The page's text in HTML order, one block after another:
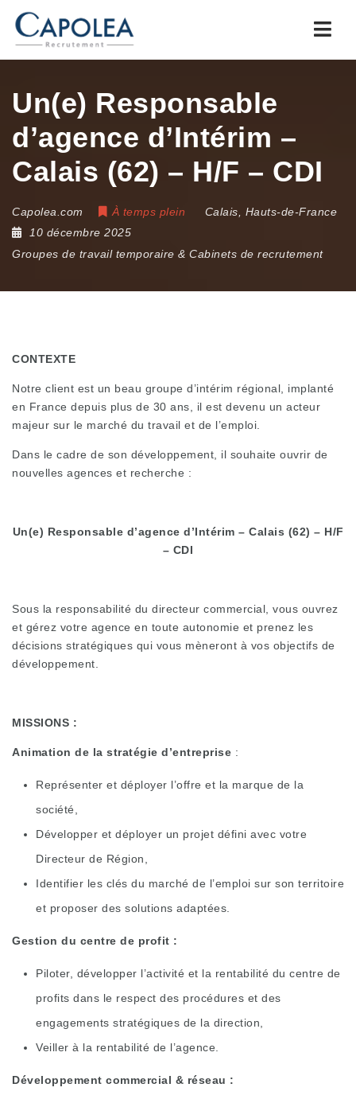
Un(e) Responsable
d’agence d’Intérim –
Calais (62) – H/F – CDI
Capolea.com À temps plein Calais
Hauts-de-France
10 décembre 2025
Groupes de travail temporaire & Cabinets de recrutement
CONTEXTE
Notre client est un beau groupe d’intérim régional, implanté
en France depuis plus de 30 ans, il est devenu un acteur
majeur sur le marché du travail et de l’emploi.
Dans le cadre de son développement, il souhaite ouvrir de
nouvelles agences et recherche :
Un(e) Responsable d’agence d’Intérim – Calais (62) – H/F
– CDI
Sous la responsabilité du directeur commercial, vous ouvrez
et gérez votre agence en toute autonomie et prenez les
décisions stratégiques qui vous mèneront à vos objectifs de
développement.
MISSIONS :
Animation de la stratégie d’entreprise :
Représenter et déployer l’offre et la marque de la
société,
Développer et déployer un projet défini avec votre
Directeur de Région,
Identifier les clés du marché de l’emploi sur son territoire
et proposer des solutions adaptées.
Gestion du centre de profit :
Piloter, développer l’activité et la rentabilité du centre de
profits dans le respect des procédures et des
engagements stratégiques de la direction,
Veiller à la rentabilité de l’agence.
Développement commercial & réseau :